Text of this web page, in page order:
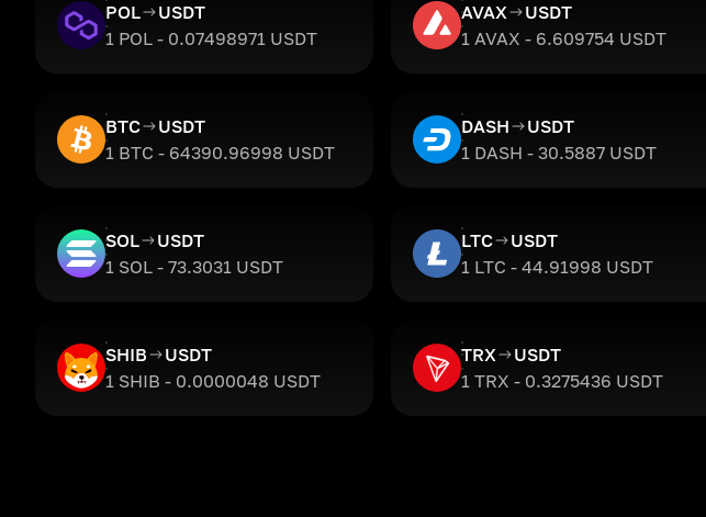
POL
USDT
1 POL - 0.07498971 USDT
AVAX
USDT
1 AVAX - 6.609754 USDT
BTC
USDT
1 BTC - 64390.96998 USDT
DASH
USDT
1 DASH - 30.5887 USDT
SOL
USDT
1 SOL - 73.3031 USDT
LTC
USDT
1 LTC - 44.91998 USDT
SHIB
USDT
1 SHIB - 0.0000048 USDT
TRX
USDT
1 TRX - 0.3275436 USDT